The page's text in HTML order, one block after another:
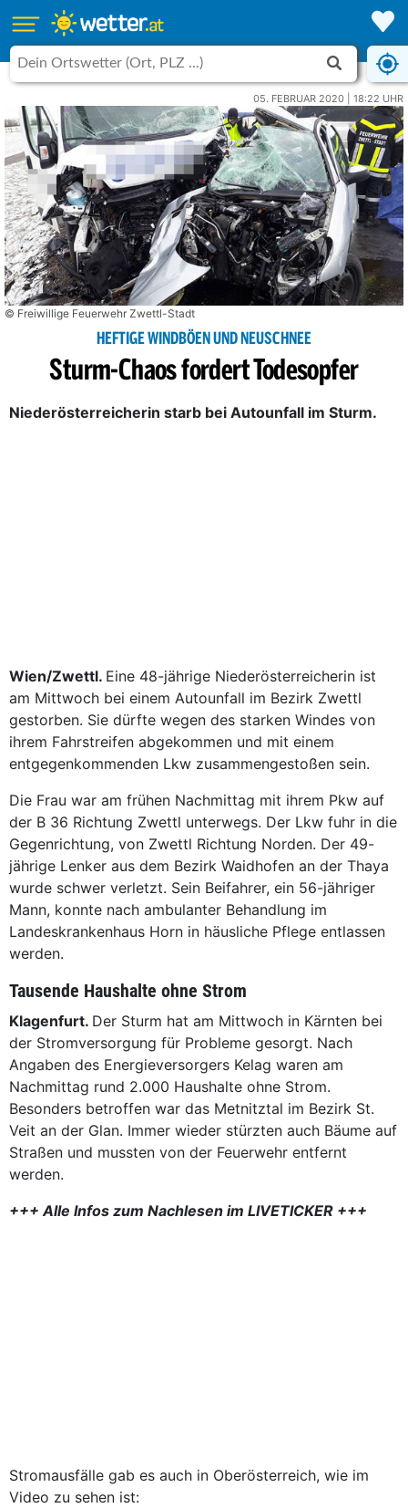
05. FEBRUAR 2020 | 18:22 UHR
© Freiwillige Feuerwehr Zwettl-Stadt
HEFTIGE WINDBÖEN UND NEUSCHNEE
Sturm-Chaos fordert Todesopfer
Niederösterreicherin starb bei Autounfall im Sturm.
Wien/Zwettl. Eine 48-jährige Niederösterreicherin ist
am Mittwoch bei einem Autounfall im Bezirk Zwettl
gestorben. Sie dürfte wegen des starken Windes von
ihrem Fahrstreifen abgekommen und mit einem
entgegenkommenden Lkw zusammengestoßen sein.
Die Frau war am frühen Nachmittag mit ihrem Pkw auf
der B 36 Richtung Zwettl unterwegs. Der Lkw fuhr in die
Gegenrichtung, von Zwettl Richtung Norden. Der 49-
jährige Lenker aus dem Bezirk Waidhofen an der Thaya
wurde schwer verletzt. Sein Beifahrer, ein 56-jähriger
Mann, konnte nach ambulanter Behandlung im
Landeskrankenhaus Horn in häusliche Pflege entlassen
werden.
Tausende Haushalte ohne Strom
Klagenfurt. Der Sturm hat am Mittwoch in Kärnten bei
der Stromversorgung für Probleme gesorgt. Nach
Angaben des Energieversorgers Kelag waren am
Nachmittag rund 2.000 Haushalte ohne Strom.
Besonders betroffen war das Metnitztal im Bezirk St.
Veit an der Glan. Immer wieder stürzten auch Bäume auf
Straßen und mussten von der Feuerwehr entfernt
werden.
+++ Alle Infos zum Nachlesen im LIVETICKER +++
Stromausfälle gab es auch in Oberösterreich, wie im
Video zu sehen ist: